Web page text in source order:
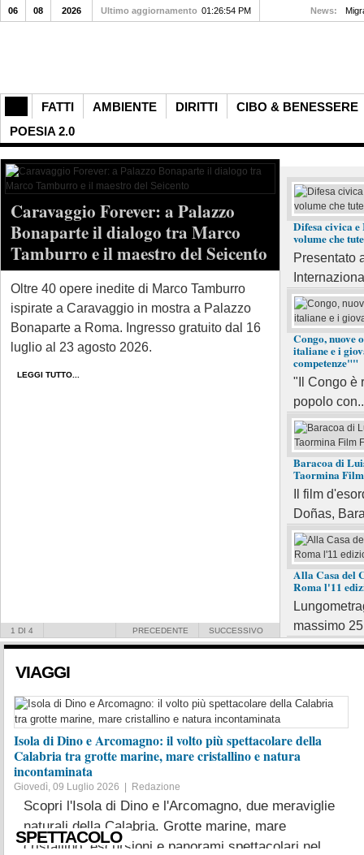
FATTI AMBIENTE DIRITTI
CIBO & BENESSERE
POESIA 2.0
06 08 2026 Ultimo aggiornamento 01:26:54 PM News:
Caravaggio Forever: a Palazzo
Bonaparte il dialogo tra Marco
Tamburro e il maestro del Seicento
Oltre 40 opere inedite di Marco Tamburro
ispirate a Caravaggio in mostra a Palazzo
Bonaparte a Roma. Ingresso gratuito dal 16
luglio al 23 agosto 2026.
LEGGI TUTTO...
Isola di
più
grotte
natura
Scopri
meraviglie
marine,
panorami
dei Cedri.
LEGGI TUTTO...
1 DI 4 SUCCESSIVO
PRECEDENTE
Difesa civica
volume che
Presentato
Congo, nuove
italiane e i
competenze""
"Il Congo è
popolo
Baracoa di
Taormina
Il film
Doñas,
Alla Casa del
Roma l'11
massimo
VIAGGI
Isola di Dino e Arcomagno: il volto più spettacolare della
Calabria tra grotte marine, mare cristallino e natura
incontaminata
Giovedì, 09 Luglio 2026 | Redazione
Scopri l'Isola di Dino e l'Arcomagno, due meraviglie
naturali della Calabria. Grotte marine, mare
cristallino, escursioni e panorami spettacolari nel ...
SPETTACOLO